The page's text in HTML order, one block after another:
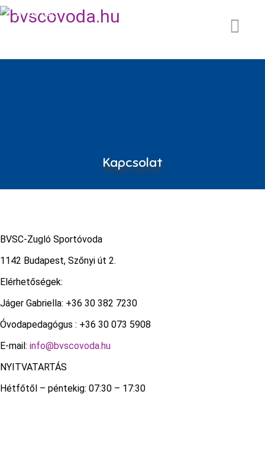
BVSC.hu
Kapcsolat
BVSC-Zugló Sportóvoda
1142 Budapest, Szőnyi út 2.
Elérhetőségek:
Jáger Gabriella: +36 30 382 7230
Óvodapedagógus : +36 30 073 5908
E-mail: info@bvscovoda.hu
NYITVATARTÁS
Hétfőtől – péntekig: 07:30 – 17:30